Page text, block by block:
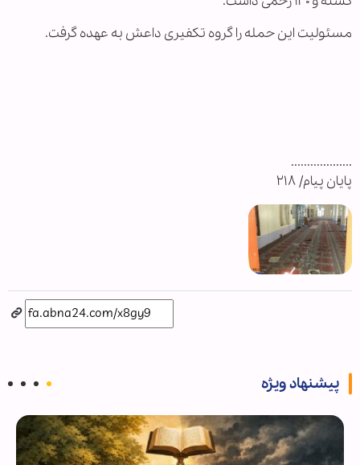
مسئولیت این حمله را گروه تکفیری داعش به عهده گرفت.
...................
پایان پیام/ ۲۱۸
پیشنهاد ویژه